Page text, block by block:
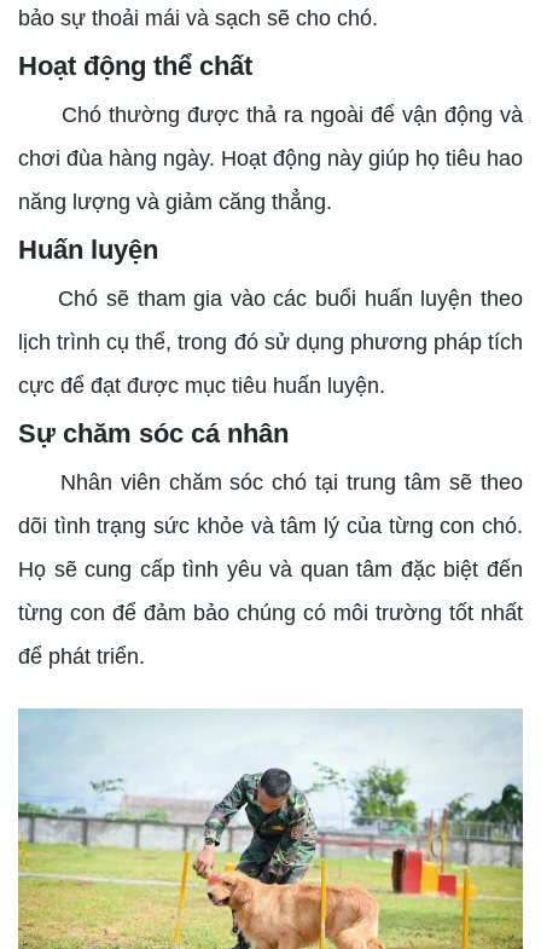
bảo sự thoải mái và sạch sẽ cho chó.
Hoạt động thể chất
Chó thường được thả ra ngoài để vận động và
chơi đùa hàng ngày. Hoạt động này giúp họ tiêu hao
năng lượng và giảm căng thẳng.
Huấn luyện
Chó sẽ tham gia vào các buổi huấn luyện theo
lịch trình cụ thể, trong đó sử dụng phương pháp tích
cực để đạt được mục tiêu huấn luyện.
Sự chăm sóc cá nhân
Nhân viên chăm sóc chó tại trung tâm sẽ theo
dõi tình trạng sức khỏe và tâm lý của từng con chó.
Họ sẽ cung cấp tình yêu và quan tâm đặc biệt đến
từng con để đảm bảo chúng có môi trường tốt nhất
để phát triển.